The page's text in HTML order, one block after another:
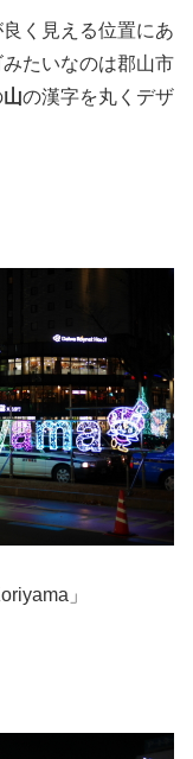
く見える位置にあ
たいなのは郡山市
山の漢字を丸くデザ
」